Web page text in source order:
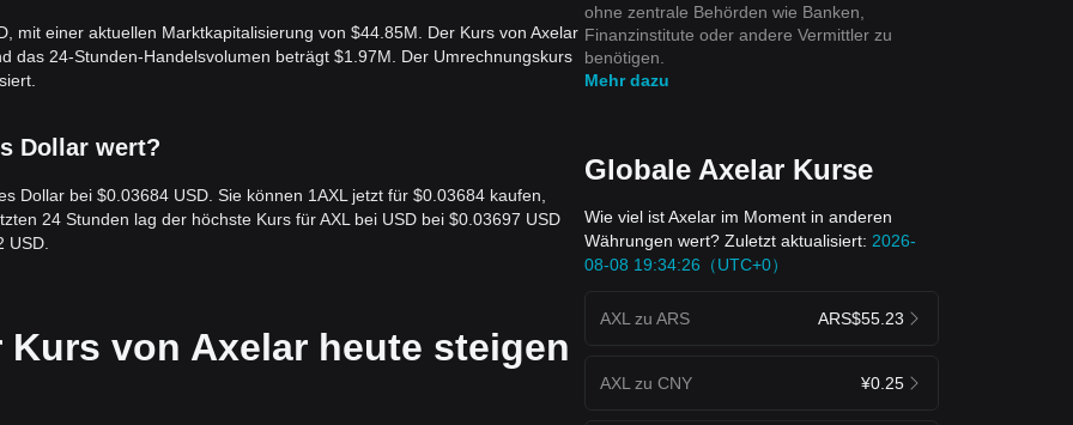
mit einer aktuellen Marktkapitalisierung von $44.85M. Der Kurs von Axelar
das 24-Stunden-Handelsvolumen beträgt $1.97M. Der Umrechnungskurs
Dollar wert?
Dollar bei $0.03684 USD. Sie können 1AXL jetzt für $0.03684 kaufen,
24 Stunden lag der höchste Kurs für AXL bei USD bei $0.03697 USD
USD.
Kurs von Axelar heute steigen
ohne zentrale Behörden wie Banken,
Finanzinstitute oder andere Vermittler zu
benötigen.
Mehr dazu
Globale Axelar Kurse
Wie viel ist Axelar im Moment in anderen
Währungen wert? Zuletzt aktualisiert: 2026-
08-08 19:34:26（UTC+0）
AXL zu ARS ARS$55.23
AXL zu CNY ¥0.25